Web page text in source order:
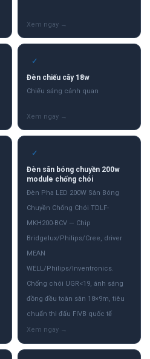
✓
Đèn chiếu cây 18w
Chiếu sáng cảnh quan
✓
Đèn sân bóng chuyền 200w
module chống chói
Đèn Pha LED 200W Sân Bóng
Chuyền Chống Chói TDLF-
MKH200-BCV — Chip
Bridgelux/Philips/Cree, driver
MEAN
WELL/Philips/Inventronics.
Chống chói UGR<19, ánh sáng
đồng đều toàn sân 18×9m, tiêu
chuẩn thi đấu FIVB quốc tế